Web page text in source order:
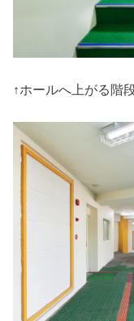
↑ホールへ上がる階